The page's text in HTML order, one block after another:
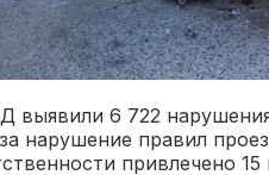
выявили 6 722
нарушение правил
привлечено